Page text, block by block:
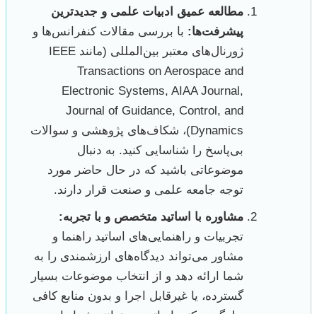
مطالعه عمیق ادبیات علمی و جدیدترین
پیشرفت‌ها: با بررسی مقالات کنفرانس‌ها و
ژورنال‌های معتبر بین‌المللی (مانند IEEE
Transactions on Aerospace and
Electronic Systems, AIAA Journal,
Journal of Guidance, Control, and
Dynamics)، شکاف‌های پژوهشی و سوالات
بی‌پاسخ را شناسایی کنید. به دنبال
موضوعاتی باشید که در حال حاضر مورد
توجه جامعه علمی و صنعت قرار دارند.
مشاوره با اساتید متخصص و با تجربه:
تجربیات و راهنمایی‌های اساتید راهنما و
مشاور می‌تواند دیدگاه‌های ارزشمندی را به
شما ارائه دهد و از انتخاب موضوعات بسیار
گسترده، یا غیرقابل اجرا و بدون منابع کافی